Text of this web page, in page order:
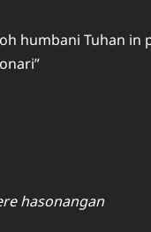
humbani Tuhan
hasonangan